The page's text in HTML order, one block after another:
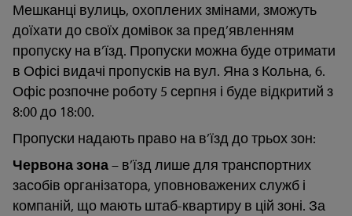
Мешканці вулиць, охоплених змінами, зможуть
доїхати до своїх домівок за пред’явленням
пропуску на в’їзд. Пропуски можна буде отримати
в Офісі видачі пропусків на вул. Яна з Кольна, 6.
Офіс розпочне роботу 5 серпня і буде відкритий з
8:00 до 18:00.
Пропуски надають право на в’їзд до трьох зон:
Червона зона– в’їзд лише для транспортних
засобів організатора, уповноважених служб і
компаній, що мають штаб-квартиру в цій зоні. За